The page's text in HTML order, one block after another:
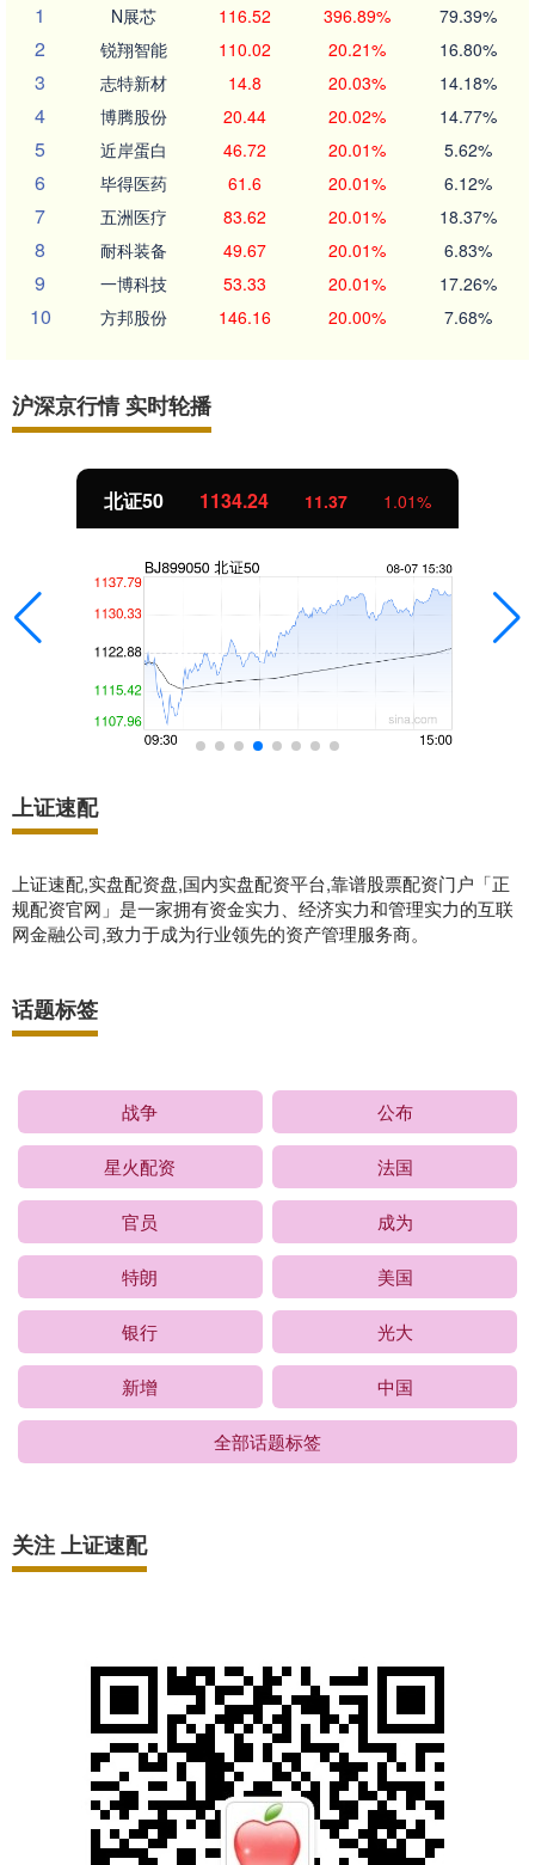
1
N展芯 116.52 396.89% 79.39%
2 锐翔智能 110.02 20.21% 16.80%
3 志特新材 14.8 20.03% 14.18%
4 博腾股份 20.44 20.02% 14.77%
5 近岸蛋白 46.72 20.01% 5.62%
6 毕得医药 61.6 20.01% 6.12%
7 五洲医疗 83.62 20.01% 18.37%
8 耐科装备 49.67 20.01% 6.83%
9 一博科技 53.33 20.01% 17.26%
10 方邦股份 146.16 20.00% 7.68%
沪深京行情 实时轮播
北证50 1134.24 11.37 1.01%
上证速配
上证速配,实盘配资盘,国内实盘配资平台,靠谱股票配资门户「正
规配资官网」是一家拥有资金实力、经济实力和管理实力的互联
网金融公司,致力于成为行业领先的资产管理服务商。
话题标签
战争 公布
星火配资 法国
官员 成为
特朗 美国
银行 光大
新增 中国
全部话题标签
关注 上证速配